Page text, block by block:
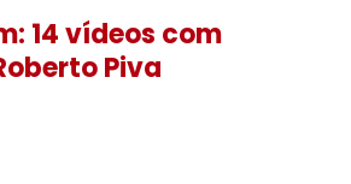
14 vídeos com
Piva